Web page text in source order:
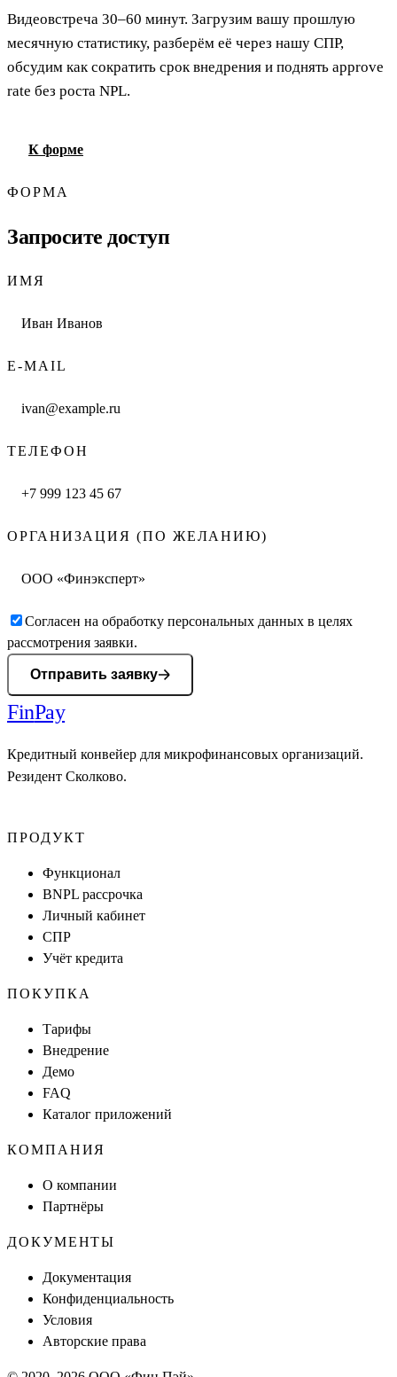
Видеовстреча 30–60 минут. Загрузим вашу прошлую
месячную статистику, разберём её через нашу СПР,
обсудим как сократить срок внедрения и поднять approve
rate без роста NPL.
К форме
ФОРМА
Запросите доступ
ИМЯ
E-MAIL
ТЕЛЕФОН
ОРГАНИЗАЦИЯ (ПО ЖЕЛАНИЮ)
Согласен на обработку персональных данных в целях
рассмотрения заявки.
Отправить заявку
FinPay
Кредитный конвейер для микрофинансовых организаций.
Резидент Сколково.
ПРОДУКТ
Функционал
BNPL рассрочка
Личный кабинет
СПР
Учёт кредита
ПОКУПКА
Тарифы
Внедрение
Демо
FAQ
Каталог приложений
КОМПАНИЯ
О компании
Партнёры
ДОКУМЕНТЫ
Документация
Конфиденциальность
Условия
Авторские права